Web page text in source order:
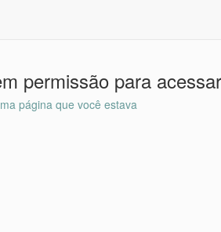
permissão para
página que você estava